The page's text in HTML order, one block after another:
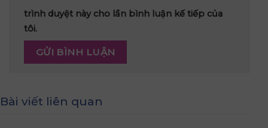
trình duyệt này cho lần bình luận kế tiếp của
tôi.
Bài viết liên quan